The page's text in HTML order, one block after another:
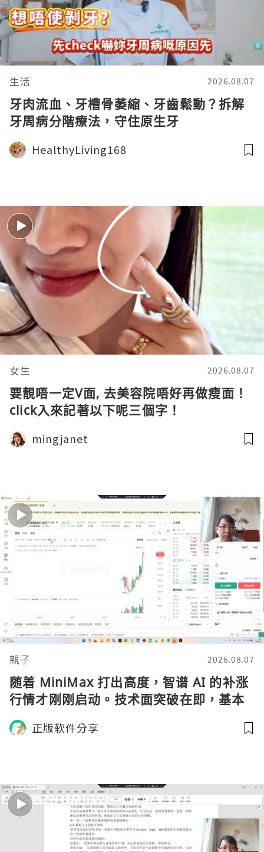
生活 2026.08.07
牙肉流血、牙槽骨萎縮、牙齒鬆動？拆解
牙周病分階療法，守住原生牙
HealthyLiving168
女生 2026.08.07
要靚唔一定V面, 去美容院唔好再做瘦面！
click入來記著以下呢三個字！
mingjanet
親子 2026.08.07
随着 MiniMax 打出高度，智谱 AI 的补涨
行情才刚刚启动。技术面突破在即，基本
面逻辑硬朗，目标先看 170，顺势做多，
在巨头上市潮来临前享受泡沫化红利 开户
正版软件分享